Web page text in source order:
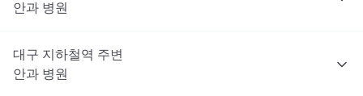
안과 병원
대구 지하철역 주변
안과 병원